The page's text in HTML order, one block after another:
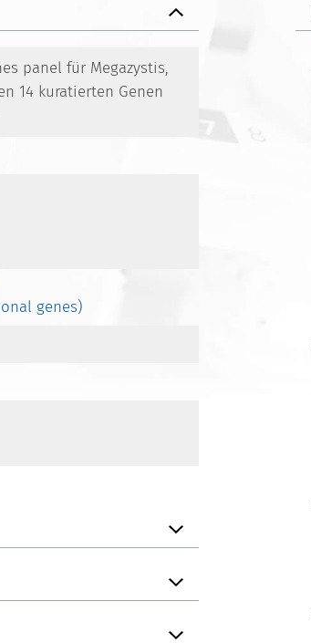
panel für Megazystis,
14 kuratierten Genen
genes)